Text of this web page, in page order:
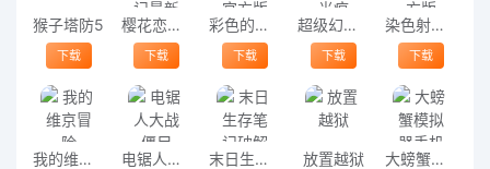
猴子塔防5
下载
樱花恋爱笔记最新版
下载
彩色的卷层官方版
下载
超级幻影猫光痕
下载
染色射击官方版
下载
我的维京冒险 电锯人大战僵尸 末日生存笔记破解版 放置越狱 大螃蟹模拟器手机版